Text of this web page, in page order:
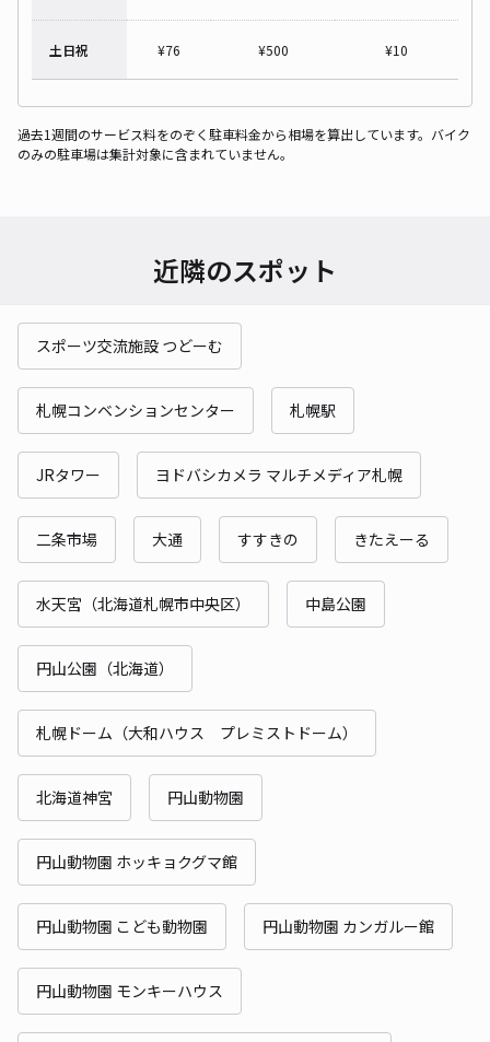
土日祝 ¥76 ¥500 ¥10
過去1週間のサービス料をのぞく駐車料金から相場を算出しています。バイク
のみの駐車場は集計対象に含まれていません。
近隣のスポット
スポーツ交流施設 つどーむ
札幌コンベンションセンター 札幌駅
JRタワー ヨドバシカメラ マルチメディア札幌
二条市場 大通 すすきの きたえーる
水天宮（北海道札幌市中央区） 中島公園
円山公園（北海道）
札幌ドーム（大和ハウス プレミストドーム）
北海道神宮 円山動物園
円山動物園 ホッキョクグマ館
円山動物園 こども動物園 円山動物園 カンガルー館
円山動物園 モンキーハウス